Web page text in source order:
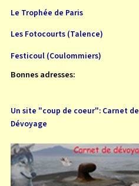
Le Trophée de Paris
Les Fotocourts (Talence)
Festicoul (Coulommiers)
Bonnes adresses:
Un site "coup de coeur": Carnet de
Dévoyage